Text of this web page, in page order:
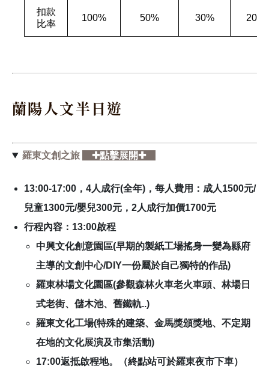
扣款
比率
100% 50% 30% 20%
蘭陽人文半日遊
羅東文創之旅 ✚點擊展開✚
13:00-17:00，4人成行(全年)，每人費用：成人1500元/
兒童1300元/嬰兒300元，2人成行加價1700元
行程內容：13:00啟程
中興文化創意園區(早期的製紙工場搖身一變為縣府
主導的文創中心/DIY一份屬於自己獨特的作品)
羅東林場文化園區(參觀森林火車老火車頭、林場日
式老街、儲木池、舊鐵軌..)
羅東文化工場(特殊的建築、金馬獎頒獎地、不定期
在地的文化展演及市集活動)
17:00返抵啟程地。（終點站可於羅東夜市下車）